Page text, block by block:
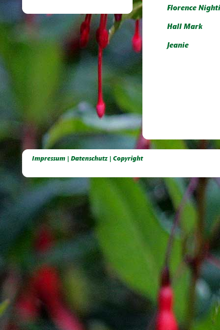
Florence
Hall Mark
Jeanie
Impressum | Datenschutz | Copyright